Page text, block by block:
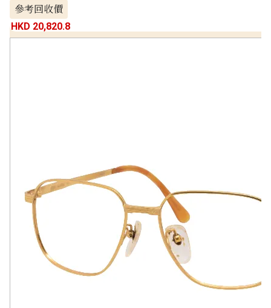
參考回收價
HKD 20,820.8